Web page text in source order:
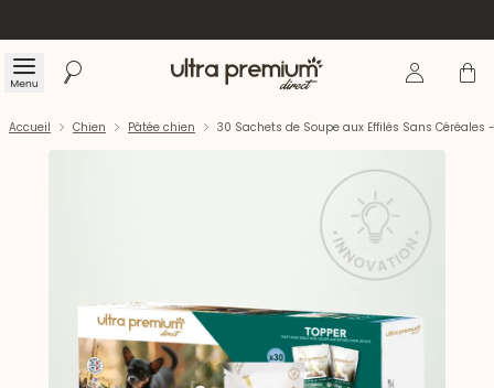
Menu Rechercher Accueil Se Panier
Accueil Chien Pâtée chien 30 Sachets de Soupe aux Effilés Sans Céréales